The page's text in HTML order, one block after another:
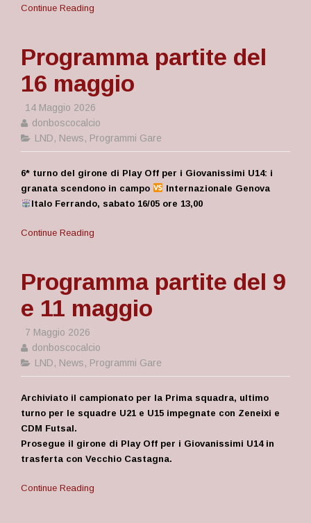
Continue Reading
Programma partite del
16 maggio
14 Maggio 2026
donboscocalcio
LND, News, Programmi Gare
6* turno del girone di Play Off per i Giovanissimi U14: i
granata scendono in campo
Internazionale Genova
Italo Ferrando, sabato 16/05 ore 13,00
Continue Reading
Programma partite del 9
e 11 maggio
7 Maggio 2026
donboscocalcio
LND, News, Programmi Gare
Archiviato il campionato per la Prima squadra, ultimo
turno per le squadre U21 e U15 impegnate con Zeneixi e
CDM Futsal.
Prosegue il girone di Play Off per i Giovanissimi U14 in
trasferta con Vecchio Castagna.
Continue Reading